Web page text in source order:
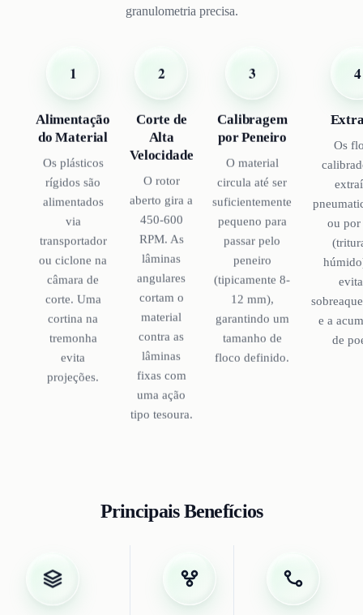
granulometria precisa.
1
Alimentação
do Material
Os plásticos
rígidos são
alimentados
via
transportador
ou ciclone na
câmara de
corte. Uma
cortina na
tremonha
evita
projeções.
2
Corte de
Alta
Velocidade
O rotor
aberto gira a
450-600
RPM. As
lâminas
angulares
cortam o
material
contra as
lâminas
fixas com
uma ação
tipo tesoura.
3
Calibragem
por Peneiro
O material
circula até ser
suficientemente
pequeno para
passar pelo
peneiro
(tipicamente 8-
12 mm),
garantindo um
tamanho de
floco definido.
4
Os
ou por
e a
de
Principais Benefícios